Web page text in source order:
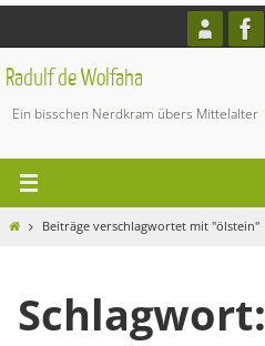
Inhalt
springen
Radulf de Wolfaha
Ein bisschen Nerdkram übers Mittelalter
StartBeiträge verschlagwortet mit "ölstein"
Schlagwort: